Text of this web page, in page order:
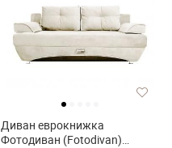
Диван еврокнижка
Фотодиван (Fotodivan)